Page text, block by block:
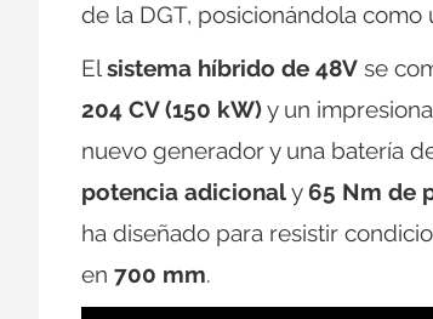
de la DGT, posicionándola
Elsistema híbrido de 48V se
204 CV (150 kW)y un
nuevo generador y una batería
potencia adicionaly 65 Nm de
ha diseñado para resistir
en 700 mm.